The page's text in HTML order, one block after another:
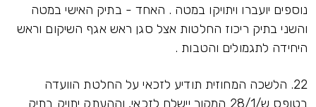
נוספים יועברו ויתויקו במטה . האחד - בתיק האישי במטה
והשני בתיק ריכוז החלטות אצל סגן ראש אגף השיקום וראש
היחידה לתגמולים והטבות .
22. הלשכה המחוזית תודיע לזכאי על החלטת הוועדה
בטופס ש/28/1 המקור יישלח לזכאי, וההעתק יתויק בתיק